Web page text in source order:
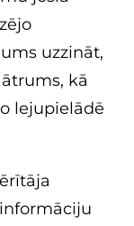
uzzināt,
kā
lejupielādē